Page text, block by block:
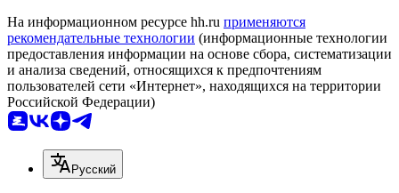
На информационном ресурсе hh.ru применяются
рекомендательные технологии (информационные технологии
предоставления информации на основе сбора, систематизации
и анализа сведений, относящихся к предпочтениям
пользователей сети «Интернет», находящихся на территории
Российской Федерации)
Русский